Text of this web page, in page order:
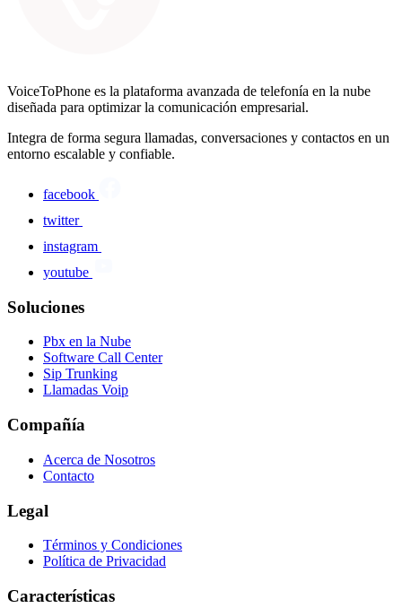
VoiceToPhone es la plataforma avanzada de telefonía en la nube
diseñada para optimizar la comunicación empresarial.
Integra de forma segura llamadas, conversaciones y contactos en un
entorno escalable y confiable.
facebook
twitter
instagram
youtube
Soluciones
Pbx en la Nube
Software Call Center
Sip Trunking
Llamadas Voip
Compañía
Acerca de Nosotros
Contacto
Legal
Términos y Condiciones
Política de Privacidad
Características